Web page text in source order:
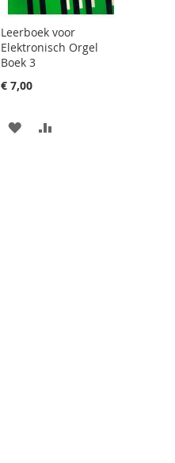
Leerboek voor
Elektronisch Orgel
Boek 3
€ 7,00
AAN